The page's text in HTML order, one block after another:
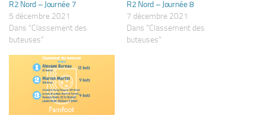
R2 Nord – Journée 7
5 décembre 2021
Dans "Classement des
buteuses"
R2 Nord – Journée 8
7 décembre 2021
Dans "Classement des
buteuses"